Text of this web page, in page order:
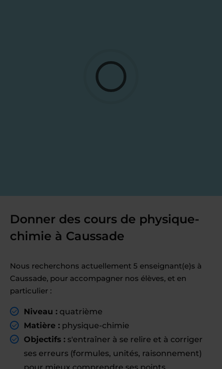
Donner des cours de physique-
chimie à Caussade
Nous recherchons actuellement 5 enseignant(e)s à
Caussade, pour accompagner nos élèves, et en
particulier :
Niveau : quatrième
Matière : physique-chimie
Objectifs : s'entraîner à se relire et à corriger
ses erreurs (formules, unités, raisonnement)